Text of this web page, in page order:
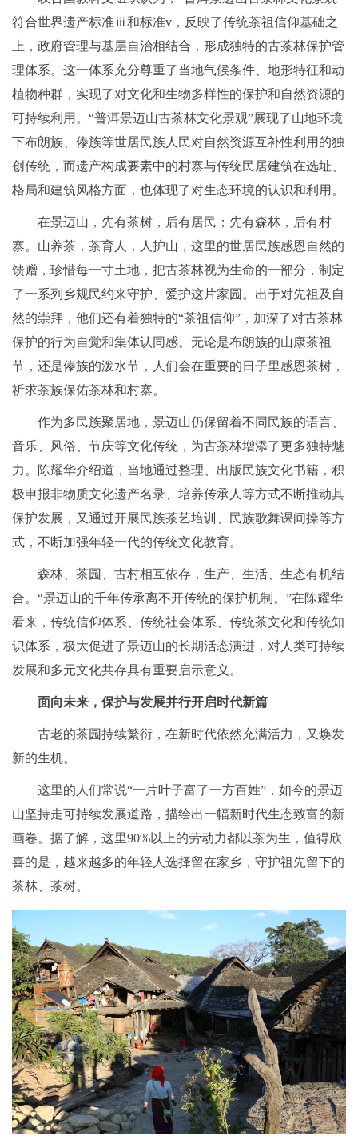
符合世界遗产标准ⅲ和标准v，反映了传统茶祖信仰基础之
上，政府管理与基层自治相结合，形成独特的古茶林保护管
理体系。这一体系充分尊重了当地气候条件、地形特征和动
植物种群，实现了对文化和生物多样性的保护和自然资源的
可持续利用。“普洱景迈山古茶林文化景观”展现了山地环境
下布朗族、傣族等世居民族人民对自然资源互补性利用的独
创传统，而遗产构成要素中的村寨与传统民居建筑在选址、
格局和建筑风格方面，也体现了对生态环境的认识和利用。
在景迈山，先有茶树，后有居民；先有森林，后有村
寨。山养茶，茶育人，人护山，这里的世居民族感恩自然的
馈赠，珍惜每一寸土地，把古茶林视为生命的一部分，制定
了一系列乡规民约来守护、爱护这片家园。出于对先祖及自
然的崇拜，他们还有着独特的“茶祖信仰”，加深了对古茶林
保护的行为自觉和集体认同感。无论是布朗族的山康茶祖
节，还是傣族的泼水节，人们会在重要的日子里感恩茶树，
祈求茶族保佑茶林和村寨。
作为多民族聚居地，景迈山仍保留着不同民族的语言、
音乐、风俗、节庆等文化传统，为古茶林增添了更多独特魅
力。陈耀华介绍道，当地通过整理、出版民族文化书籍，积
极申报非物质文化遗产名录、培养传承人等方式不断推动其
保护发展，又通过开展民族茶艺培训、民族歌舞课间操等方
式，不断加强年轻一代的传统文化教育。
森林、茶园、古村相互依存，生产、生活、生态有机结
合。“景迈山的千年传承离不开传统的保护机制。”在陈耀华
看来，传统信仰体系、传统社会体系、传统茶文化和传统知
识体系，极大促进了景迈山的长期活态演进，对人类可持续
发展和多元文化共存具有重要启示意义。
面向未来，保护与发展并行开启时代新篇
古老的茶园持续繁衍，在新时代依然充满活力，又焕发
新的生机。
这里的人们常说“一片叶子富了一方百姓”，如今的景迈
山坚持走可持续发展道路，描绘出一幅新时代生态致富的新
画卷。据了解，这里90%以上的劳动力都以茶为生，值得欣
喜的是，越来越多的年轻人选择留在家乡，守护祖先留下的
茶林、茶树。